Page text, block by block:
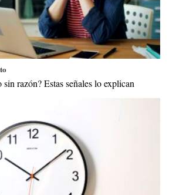
sin razón? Estas señales lo explican